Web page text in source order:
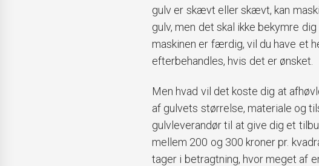
gulv er skævt eller skævt, kan
gulv, men det skal ikke bekymre
maskinen er færdig, vil du have et
efterbehandles, hvis det er ønsket.
Men hvad vil det koste dig at
af gulvets størrelse, materiale og
gulvleverandør til at give dig et
mellem 200 og 300 kroner pr.
tager i betragtning, hvor meget af